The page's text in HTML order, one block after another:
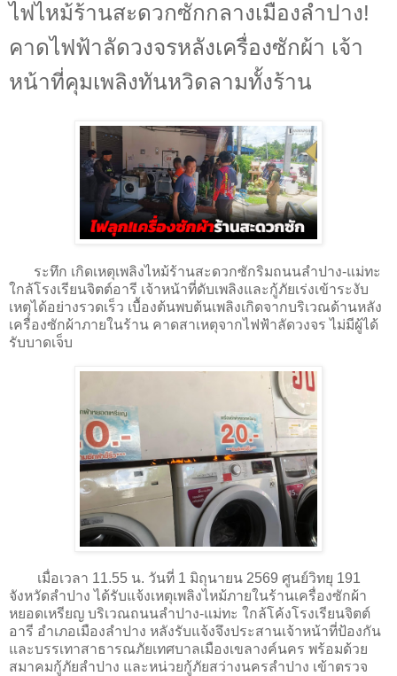
ไฟไหม้ร้านสะดวกซักกลางเมืองลำปาง!
คาดไฟฟ้าลัดวงจรหลังเครื่องซักผ้า เจ้า
หน้าที่คุมเพลิงทันหวิดลามทั้งร้าน
ระทึก เกิดเหตุเพลิงไหม้ร้านสะดวกซักริมถนนลำปาง-แม่ทะ
ใกล้โรงเรียนจิตต์อารี เจ้าหน้าที่ดับเพลิงและกู้ภัยเร่งเข้าระงับ
เหตุได้อย่างรวดเร็ว เบื้องต้นพบต้นเพลิงเกิดจากบริเวณด้านหลัง
เครื่องซักผ้าภายในร้าน คาดสาเหตุจากไฟฟ้าลัดวงจร ไม่มีผู้ได้
รับบาดเจ็บ
เมื่อเวลา 11.55 น. วันที่ 1 มิถุนายน 2569 ศูนย์วิทยุ 191
จังหวัดลำปาง ได้รับแจ้งเหตุเพลิงไหม้ภายในร้านเครื่องซักผ้า
หยอดเหรียญ บริเวณถนนลำปาง-แม่ทะ ใกล้โค้งโรงเรียนจิตต์
อารี อำเภอเมืองลำปาง หลังรับแจ้งจึงประสานเจ้าหน้าที่ป้องกัน
และบรรเทาสาธารณภัยเทศบาลเมืองเขลางค์นคร พร้อมด้วย
สมาคมกู้ภัยลำปาง และหน่วยกู้ภัยสว่างนครลำปาง เข้าตรวจ